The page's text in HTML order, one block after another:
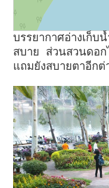
บรรยากาศอ่างเก็
สบาย ส่วนสวนดอก
แถมยังสบายตาอีกต่